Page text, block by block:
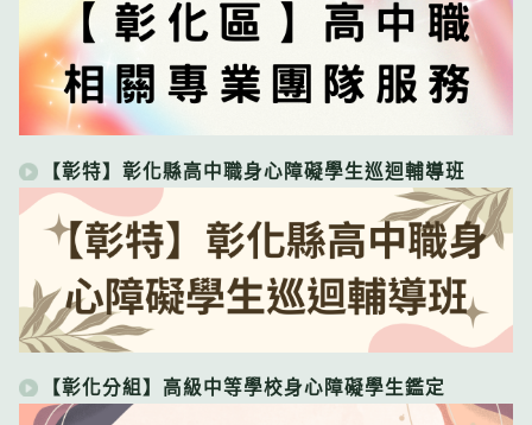
【彰特】彰化縣高中職身心障礙學生巡迴輔導班
【彰化分組】高級中等學校身心障礙學生鑑定